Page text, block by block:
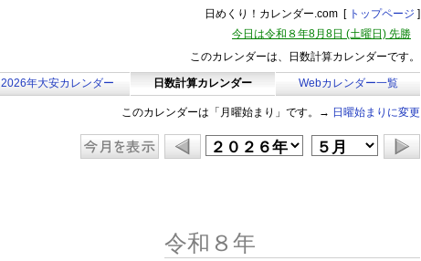
日めくり！カレンダー.com [ トップページ ]
今日は令和８年8月8日 (土曜日) 先勝
このカレンダーは、日数計算カレンダーです。
2026年大安カレンダー 日数計算カレンダー Webカレンダー一覧
このカレンダーは「月曜始まり」です。→ 日曜始まりに変更
令和８年